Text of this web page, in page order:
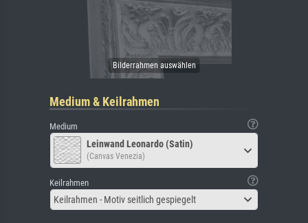
Medium & Keilrahmen
Medium
Leinwand Leonardo (Satin)
(Canvas Venezia)
Keilrahmen
Keilrahmen - Motiv seitlich gespiegelt